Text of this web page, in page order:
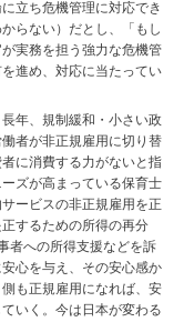
立ち危機管理に対応でき
らない）だとし、「もし
実務を担う強力な危機管
進め、対応に当たってい
年、規制緩和・小さい政
者が非正規雇用に切り替
に消費する力がないと指
ズが高まっている保育士
ービスの非正規雇用を正
するための所得の再分
者への所得支援などを訴
心を与え、その安心感か
も正規雇用になれば、安
いく。今は日本が変わる